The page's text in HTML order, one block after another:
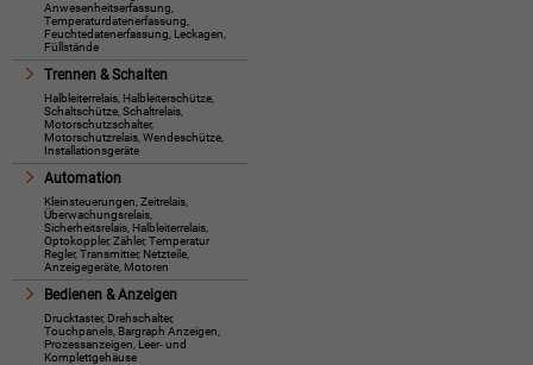
Anwesenheitserfassung,
Temperaturdatenerfassung,
Feuchtedatenerfassung, Leckagen,
Füllstände
Trennen & Schalten
Halbleiterrelais, Halbleiterschütze,
Schaltschütze, Schaltrelais,
Motorschutzschalter,
Motorschutzrelais, Wendeschütze,
Installationsgeräte
Automation
Kleinsteuerungen, Zeitrelais,
Überwachungsrelais,
Sicherheitsrelais, Halbleiterrelais,
Optokoppler, Zähler, Temperatur
Regler, Transmitter, Netzteile,
Anzeigegeräte, Motoren
Bedienen & Anzeigen
Drucktaster, Drehschalter,
Touchpanels, Bargraph Anzeigen,
Prozessanzeigen, Leer- und
Komplettgehäuse